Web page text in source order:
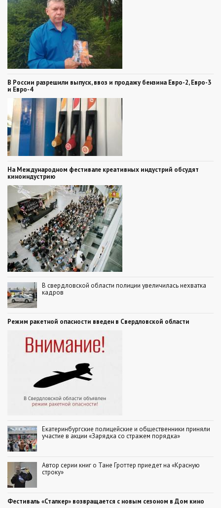
В России разрешили выпуск, ввоз и продажу бензина Евро-2, Евро-3
и Евро-4
На Международном фестивале креативных индустрий обсудят
киноиндустрию
В свердловской области полиции увеличилась нехватка
кадров
Режим ракетной опасности введен в Свердловской области
Екатеринбургские полицейские и общественники приняли
участие в акции «Зарядка со стражем порядка»
Автор серии книг о Тане Гроттер приедет на «Красную
строку»
Фестиваль «Сталкер» возвращается с новым сезоном в Дом кино